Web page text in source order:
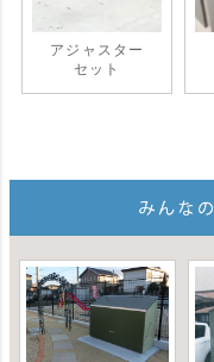
アジャスター
セット